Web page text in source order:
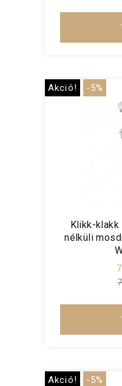
Akció! -5%
Klikk-
nélküli
Akció! -5%